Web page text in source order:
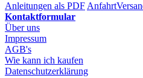
Anleitungen als PDF Anfahrt
Kontaktformular
Über uns
Impressum
AGB's
Wie kann ich kaufen
Datenschutzerklärung